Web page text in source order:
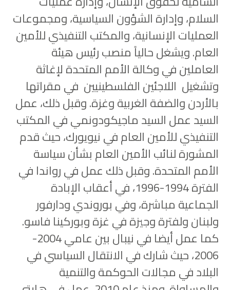
السلام، وإدارة الشؤون السياسية، ومجموعات
العمليات الإنسانية، والمكتب التنفيذي للأمين
العام. ويشغل حالياً منصب رئيس هيئة
العاملين في وكالة الأمم المتحدة لإغاثة
وتشغيل اللاجئين الفلسطينيين في مقراتها
بالأردن والضفة الغربية وغزة. وقبل ذلك، عمل
السيد عمل السيد ماجيكودونمي في المكتب
التنفيذي للأمين العام في نيويورك، حيث قدم
المشورة لنائب الأمين العام بشأن سياسة
الأمم المتحدة. وقبل ذلك عمل في رواندا في
الفترة 1994-1996، في أعقاب الإبادة
الجماعية مباشرة، وفي بوروندي ودارفور
ولبنان ولفترة وجيزة في غزة وبوركينا فاسو.
كما عمل أيضا في نيبال بين عامي 2004-
2006، حيث شارك في الانتقال السياسي في
البلاد في مجالات الحوكمة والتنمية